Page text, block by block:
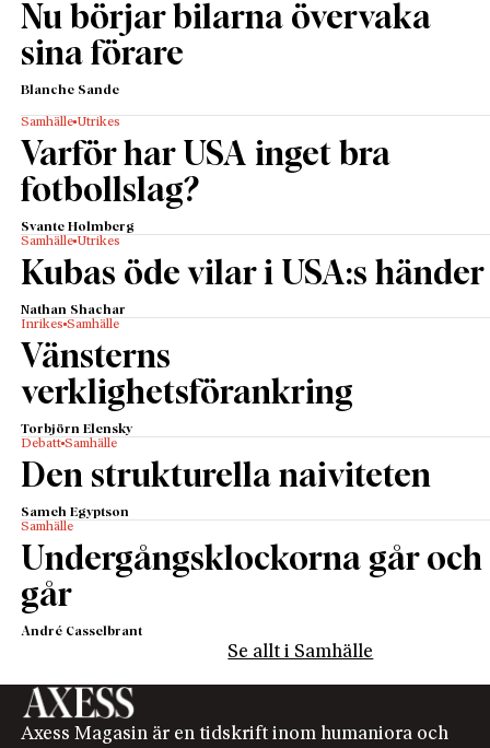
Nu börjar bilarna övervaka
sina förare
Blanche Sande
Samhälle Utrikes
Varför har USA inget bra
fotbollslag?
Svante Holmberg
Samhälle Utrikes
Kubas öde vilar i USA:s händer
Nathan Shachar
Inrikes Samhälle
Vänsterns
verklighetsförankring
Torbjörn Elensky
Debatt Samhälle
Den strukturella naiviteten
Sameh Egyptson
Samhälle
Undergångsklockorna går och
går
André Casselbrant
Se allt i Samhälle
Axess Magasin är en tidskrift inom humaniora och